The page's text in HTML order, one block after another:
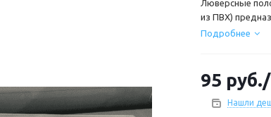
Люверсные
из ПВХ)
продажа
204 см. (НА
оцинкованные.
Подробнее
95 руб.
Нашли